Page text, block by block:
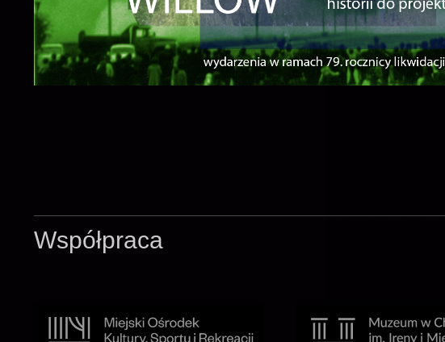
Współpraca